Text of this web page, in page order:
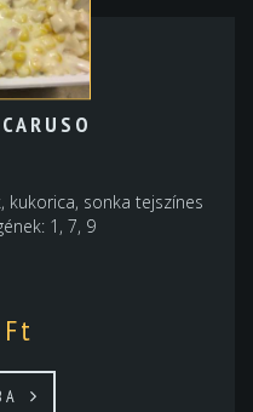
kukorica, sonka tejszínes
1, 7, 9
Ft